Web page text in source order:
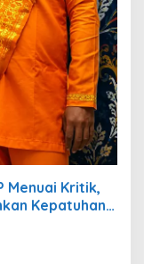
Menuai Kritik,
Kepatuhan